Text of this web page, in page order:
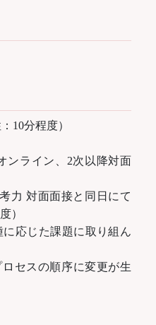
10分程度）
ンライン、2次以降対面
力 対面面接と同日にて
）
応じた課題に取り組ん
セスの順序に変更が生